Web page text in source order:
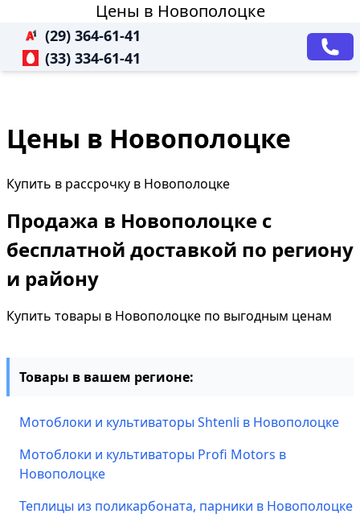
Цены в Новополоцке
(29) 364-61-41
(33) 334-61-41
Цены в Новополоцке
Купить в рассрочку в Новополоцке
Продажа в Новополоцке с
бесплатной доставкой по региону
и району
Купить товары в Новополоцке по выгодным ценам
Товары в вашем регионе:
Мотоблоки и культиваторы Shtenli в Новополоцке
Мотоблоки и культиваторы Profi Motors в
Новополоцке
Теплицы из поликарбоната, парники в Новополоцке